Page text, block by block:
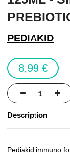
beginning
of
images
PEDIAKID
8,99 €
Description
Pediakid immuno